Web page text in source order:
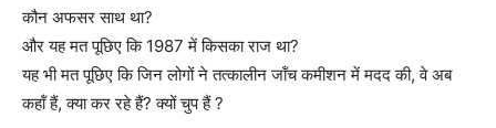
कौन अफसर साथ था?
और यह मत पूछिए कि 1987 में किसका राज था?
यह भी मत पूछिए कि जिन लोगों ने तत्कालीन जॉंच कमीशन में मदद की, वे अब
कहॉं हैं, क्या कर रहे हैं? क्यों चुप हैं ?